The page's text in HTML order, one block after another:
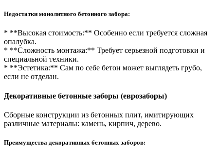
Недостатки монолитного бетонного забора:
* **Высокая стоимость:** Особенно если требуется сложная
опалубка.
* **Сложность монтажа:** Требует серьезной подготовки и
специальной техники.
* **Эстетика:** Сам по себе бетон может выглядеть грубо,
если не отделан.
Декоративные бетонные заборы (еврозаборы)
Сборные конструкции из бетонных плит, имитирующих
различные материалы: камень, кирпич, дерево.
Преимущества декоративных бетонных заборов: